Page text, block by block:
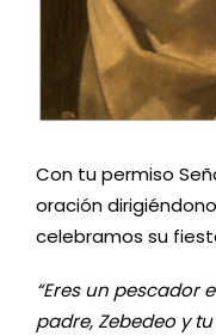
Con tu permiso
oración
celebramos su
“Eres un pescador
padre, Zebedeo y